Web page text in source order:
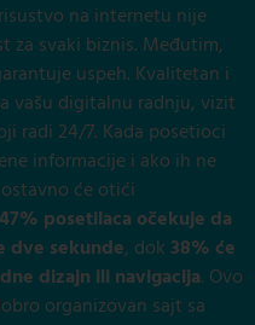
na internetu nije
za svaki biznis. Međutim,
uspeh. Kvalitetan i
vašu digitalnu radnju, vizit
radi 24/7. Kada posetioci
informacije i ako ih ne
će otići
47% posetilaca očekuje da
dve sekunde, dok38% će
dizajn ili navigacija. Ovo
organizovan sajt sa